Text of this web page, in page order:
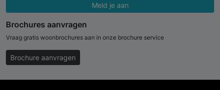
Meld je aan
Brochures aanvragen
Vraag gratis woonbrochures aan in onze brochure service
Brochure aanvragen